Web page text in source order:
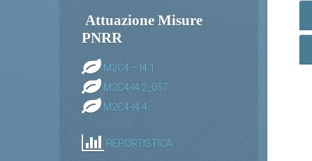
Attuazione Misure
PNRR
M2C4 – I4.1
M2C4-I4.2_057
M2C4-I4.4
REPORTISTICA